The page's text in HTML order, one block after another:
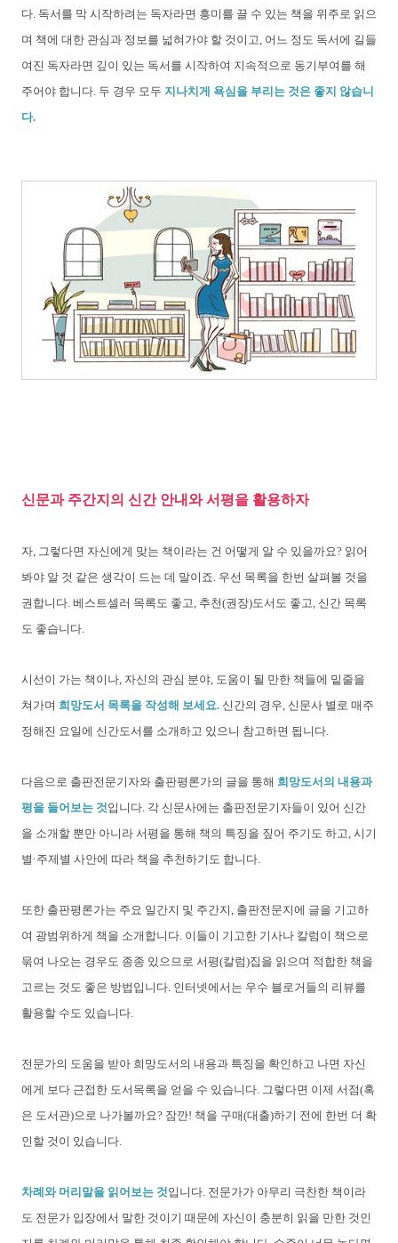
다. 독서를 막 시작하려는 독자라면 흥미를 끌 수 있는 책을 위주로 읽으
며 책에 대한 관심과 정보를 넓혀가야 할 것이고, 어느 정도 독서에 길들
여진 독자라면 깊이 있는 독서를 시작하여 지속적으로 동기부여를 해
주어야 합니다. 두 경우 모두 지나치게 욕심을 부리는 것은 좋지 않습니
다.
신문과 주간지의 신간 안내와 서평을 활용하자
자, 그렇다면 자신에게 맞는 책이라는 건 어떻게 알 수 있을까요? 읽어
봐야 알 것 같은 생각이 드는 데 말이죠. 우선 목록을 한번 살펴볼 것을
권합니다. 베스트셀러 목록도 좋고, 추천(권장)도서도 좋고, 신간 목록
도 좋습니다.
시선이 가는 책이나, 자신의 관심 분야, 도움이 될 만한 책들에 밑줄을
쳐가며 희망도서 목록을 작성해 보세요. 신간의 경우, 신문사 별로 매주
정해진 요일에 신간도서를 소개하고 있으니 참고하면 됩니다.
다음으로 출판전문기자와 출판평론가의 글을 통해 희망도서의 내용과
평을 들어보는 것입니다. 각 신문사에는 출판전문기자들이 있어 신간
을 소개할 뿐만 아니라 서평을 통해 책의 특징을 짚어 주기도 하고, 시기
별·주제별 사안에 따라 책을 추천하기도 합니다.
또한 출판평론가는 주요 일간지 및 주간지, 출판전문지에 글을 기고하
여 광범위하게 책을 소개합니다. 이들이 기고한 기사나 칼럼이 책으로
묶여 나오는 경우도 종종 있으므로 서평(칼럼)집을 읽으며 적합한 책을
고르는 것도 좋은 방법입니다. 인터넷에서는 우수 블로거들의 리뷰를
활용할 수도 있습니다.
전문가의 도움을 받아 희망도서의 내용과 특징을 확인하고 나면 자신
에게 보다 근접한 도서목록을 얻을 수 있습니다. 그렇다면 이제 서점(혹
은 도서관)으로 나가볼까요? 잠깐! 책을 구매(대출)하기 전에 한번 더 확
인할 것이 있습니다.
차례와 머리말을 읽어보는 것입니다. 전문가가 아무리 극찬한 책이라
도 전문가 입장에서 말한 것이기 때문에 자신이 충분히 읽을 만한 것인